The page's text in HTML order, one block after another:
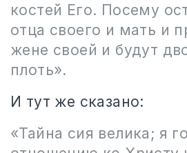
костей Его. Посему
отца своего и мать и
жене своей и будут
плоть».
И тут же сказано:
«Тайна сия велика; я